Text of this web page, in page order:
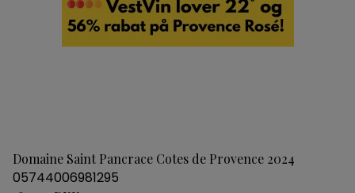
Domaine Saint Pancrace Cotes de Provence 2024
05744006981295